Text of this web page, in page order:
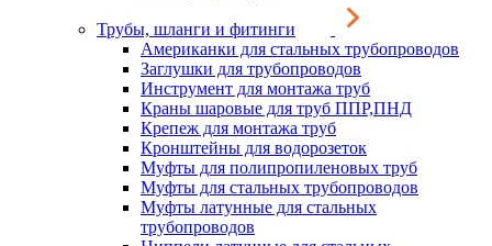
Трубы, шланги и фитинги
Американки для стальных трубопроводов
Заглушки для трубопроводов
Инструмент для монтажа труб
Краны шаровые для труб ППР,ПНД
Крепеж для монтажа труб
Кронштейны для водорозеток
Муфты для полипропиленовых труб
Муфты для стальных трубопроводов
Муфты латунные для стальных
трубопроводов